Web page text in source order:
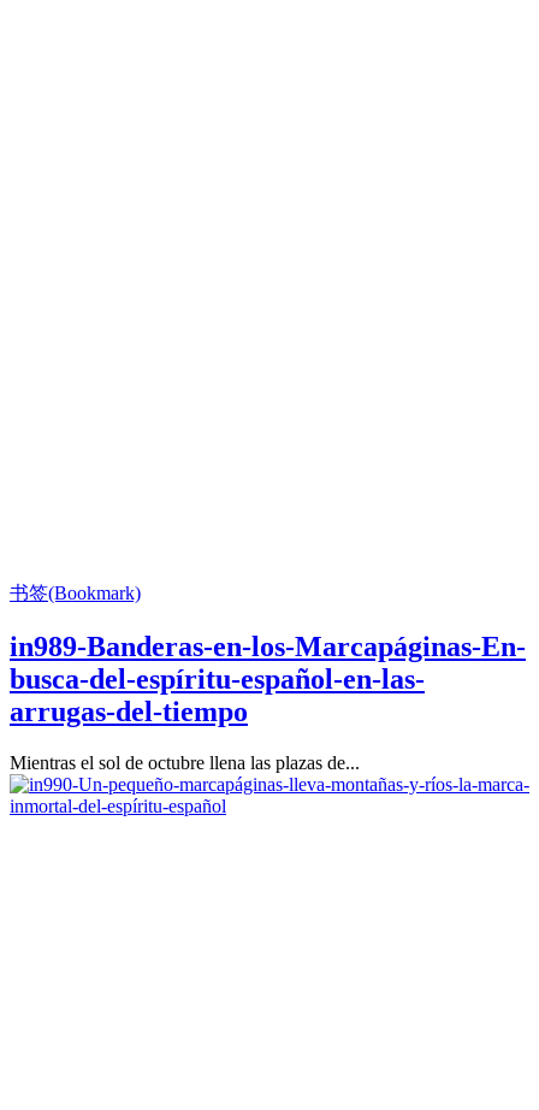
书签(Bookmark)
in989-Banderas-en-los-Marcapáginas-En-
busca-del-espíritu-español-en-las-
arrugas-del-tiempo
Mientras el sol de octubre llena las plazas de...